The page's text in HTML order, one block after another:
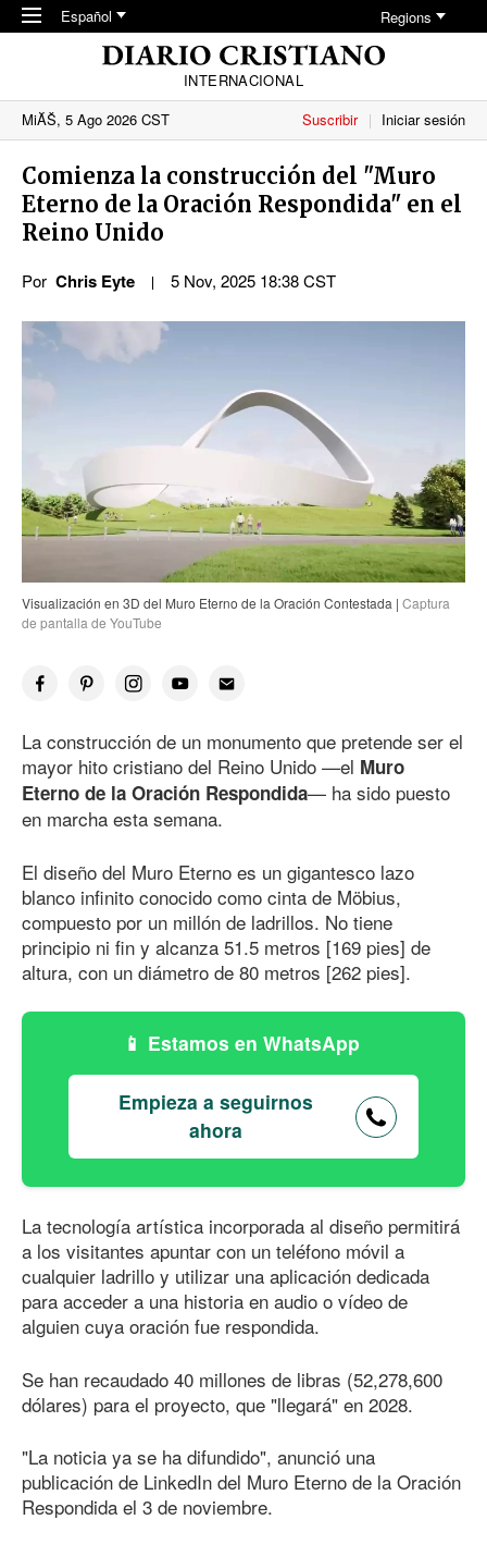
Skip to main content
Español Regions
INTERNACIONAL
MiĂŠ, 5 Ago 2026 CST
Suscribir Iniciar sesión
Comienza la construcción del "Muro
Eterno de la Oración Respondida" en el
Reino Unido
Por Chris Eyte 5 Nov, 2025 18:38 CST
Visualización en 3D del Muro Eterno de la Oración Contestada | Captura
de pantalla de YouTube
La construcción de un monumento que pretende ser el
mayor hito cristiano del Reino Unido —el Muro
Eterno de la Oración Respondida— ha sido puesto
en marcha esta semana.
El diseño del Muro Eterno es un gigantesco lazo
blanco infinito conocido como cinta de Möbius,
compuesto por un millón de ladrillos. No tiene
principio ni fin y alcanza 51.5 metros [169 pies] de
altura, con un diámetro de 80 metros [262 pies].
Estamos en WhatsApp
Empieza a seguirnos
ahora
La tecnología artística incorporada al diseño permitirá
a los visitantes apuntar con un teléfono móvil a
cualquier ladrillo y utilizar una aplicación dedicada
para acceder a una historia en audio o vídeo de
alguien cuya oración fue respondida.
Se han recaudado 40 millones de libras (52,278,600
dólares) para el proyecto, que "llegará" en 2028.
"La noticia ya se ha difundido", anunció una
publicación de LinkedIn del Muro Eterno de la Oración
Respondida el 3 de noviembre.